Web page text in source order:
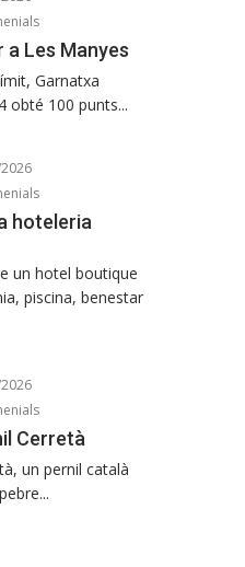
a Les Manyes
Garnatxa
obté 100 punts...
hoteleria
un hotel boutique
piscina, benestar
Cerretà
un pernil català